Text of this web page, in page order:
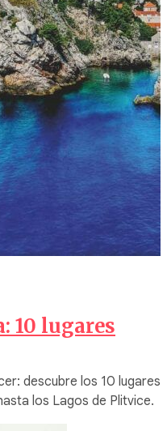
10 lugares
descubre los 10 lugares
los Lagos de Plitvice.